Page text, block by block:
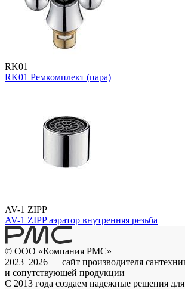
RK01
RK01 Ремкомплект (пара)
AV-1 ZIPP
AV-1 ZIPP аэратор внутренняя резьба
© ООО «Компания РМС»
2023–2026 — сайт производителя
и сопутствующей продукции
С 2013 года создаем надежные решения